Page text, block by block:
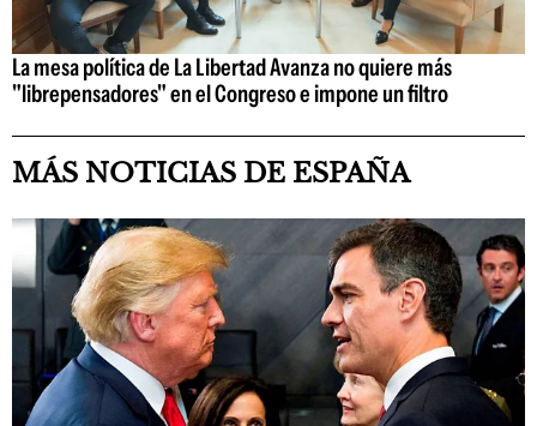
La mesa política de La Libertad Avanza no quiere más
"librepensadores" en el Congreso e impone un filtro
MÁS NOTICIAS DE ESPAÑA